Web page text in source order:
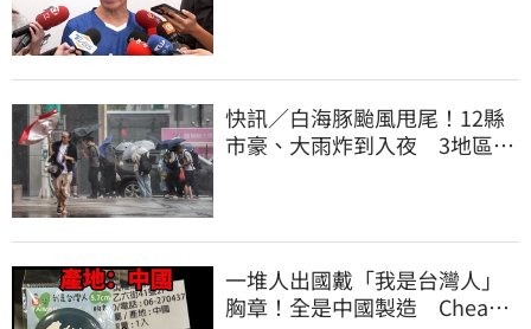
快訊／白海豚颱風甩尾！12縣
市豪、大雨炸到入夜 3地區有
一堆人出國戴「我是台灣人」
胸章！全是中國製造 Cheap